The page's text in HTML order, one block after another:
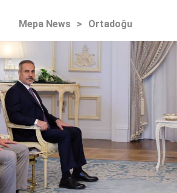
Mepa News > Ortadoğu